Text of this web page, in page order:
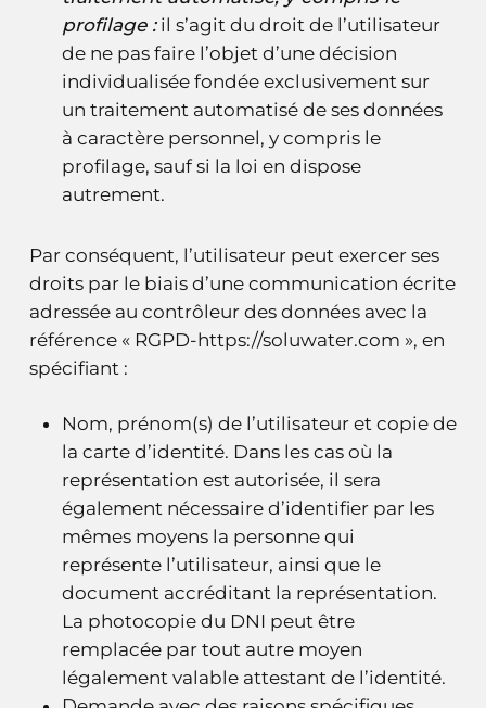
profilage :il s’agit du droit de l’utilisateur
de ne pas faire l’objet d’une décision
individualisée fondée exclusivement sur
un traitement automatisé de ses données
à caractère personnel, y compris le
profilage, sauf si la loi en dispose
autrement.
Par conséquent, l’utilisateur peut exercer ses
droits par le biais d’une communication écrite
adressée au contrôleur des données avec la
référence « RGPD-https://soluwater.com », en
spécifiant :
Nom, prénom(s) de l’utilisateur et copie de
la carte d’identité. Dans les cas où la
représentation est autorisée, il sera
également nécessaire d’identifier par les
mêmes moyens la personne qui
représente l’utilisateur, ainsi que le
document accréditant la représentation.
La photocopie du DNI peut être
remplacée par tout autre moyen
légalement valable attestant de l’identité.